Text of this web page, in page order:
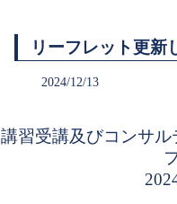
リーフレット更新
2024/12/13
講習受講及びコンサ